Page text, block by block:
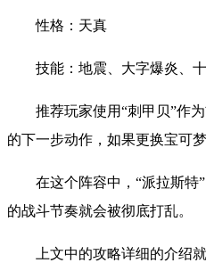
性格：天真
技能：地震、大字爆炎、
推荐玩家使用“刺甲贝”作
的下一步动作，如果更换宝可
在这个阵容中，“派拉斯特
的战斗节奏就会被彻底打乱。
上文中的攻略详细的介绍